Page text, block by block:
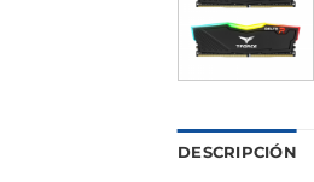
DESCRIPCIÓN